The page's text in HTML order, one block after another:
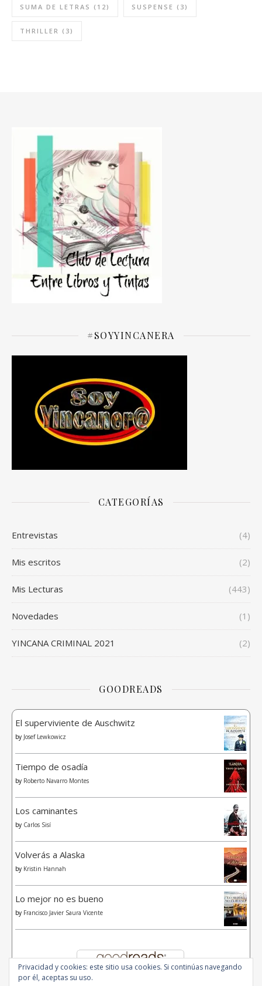
SUMA DE LETRAS (12) SUSPENSE (3)
THRILLER (3)
#SOYYINCANERA
CATEGORÍAS
Entrevistas (4)
Mis escritos (2)
Mis Lecturas (443)
Novedades (1)
YINCANA CRIMINAL 2021 (2)
GOODREADS
El superviviente de Auschwitz
by Josef Lewkowicz
Tiempo de osadía
by Roberto Navarro Montes
Los caminantes
by Carlos Sisí
Volverás a Alaska
by Kristin Hannah
Lo mejor no es bueno
by Francisco Javier Saura Vicente
Privacidad y cookies: este sitio usa cookies. Si continúas navegando
por él, aceptas su uso.